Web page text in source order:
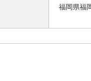
福岡県福